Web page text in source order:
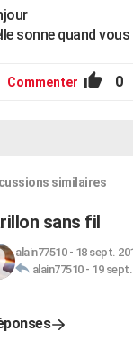
sonne quand
Commenter 0
similaires
sans fil
alain77510- 18 sept.
alain77510- 19 sept.